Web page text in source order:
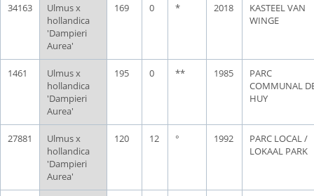
34163
Ulmus x
hollandica
'Dampieri
Aurea'
169 0 * 2018
KASTEEL VAN
WINGE
1461
Ulmus x
hollandica
'Dampieri
Aurea'
195 0 ** 1985
PARC
COMMUNAL
HUY
27881
Ulmus x
hollandica
'Dampieri
Aurea'
120 12 ° 1992
PARC LOCAL /
LOKAAL PARK